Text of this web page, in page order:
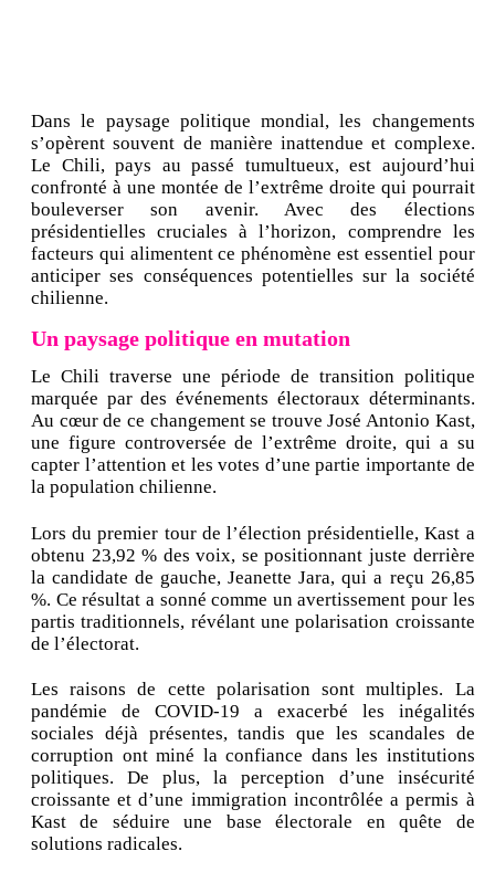
Dans le paysage politique mondial, les changements
s’opèrent souvent de manière inattendue et complexe.
Le Chili, pays au passé tumultueux, est aujourd’hui
confronté à une montée de l’extrême droite qui pourrait
bouleverser son avenir. Avec des élections
présidentielles cruciales à l’horizon, comprendre les
facteurs qui alimentent ce phénomène est essentiel pour
anticiper ses conséquences potentielles sur la société
chilienne.
Un paysage politique en mutation
Le Chili traverse une période de transition politique
marquée par des événements électoraux déterminants.
Au cœur de ce changement se trouve José Antonio Kast,
une figure controversée de l’extrême droite, qui a su
capter l’attention et les votes d’une partie importante de
la population chilienne.
Lors du premier tour de l’élection présidentielle, Kast a
obtenu 23,92 % des voix, se positionnant juste derrière
la candidate de gauche, Jeanette Jara, qui a reçu 26,85
%. Ce résultat a sonné comme un avertissement pour les
partis traditionnels, révélant une polarisation croissante
de l’électorat.
Les raisons de cette polarisation sont multiples. La
pandémie de COVID-19 a exacerbé les inégalités
sociales déjà présentes, tandis que les scandales de
corruption ont miné la confiance dans les institutions
politiques. De plus, la perception d’une insécurité
croissante et d’une immigration incontrôlée a permis à
Kast de séduire une base électorale en quête de
solutions radicales.